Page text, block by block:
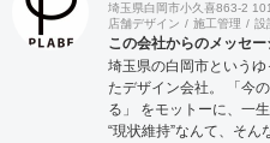
埼玉県白岡市小久喜863-2
店舗デザイン
施工管理 設
この会社からのメッセー
埼玉県の白岡市という
たデザイン会社。 「今
る」 をモットーに、一
“現状維持”なんて、そ